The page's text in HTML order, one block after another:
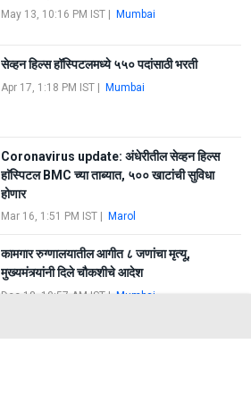
May 13, 10:16 PM IST| Mumbai
सेव्हन हिल्स हॉस्पिटलमध्ये ५५० पदांसाठी भरती
Apr 17, 1:18 PM IST| Mumbai
Coronavirus update: अंधेरीतील सेव्हन हिल्स
हाॅस्पिटल BMC च्या ताब्यात, ५०० खाटांची सुविधा
होणार
Mar 16, 1:51 PM IST| Marol
कामगार रुग्णालयातील आगीत ८ जणांचा मृत्यू,
मुख्यमंत्र्यांनी दिले चौकशीचे आदेश
Dec 18, 10:57 AM IST| Mumbai